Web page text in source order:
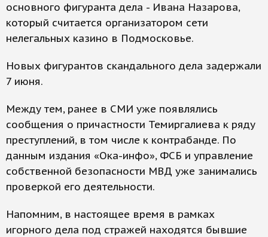
основного фигуранта дела - Ивана Назарова,
который считается организатором сети
нелегальных казино в Подмосковье.
Новых фигурантов скандального дела задержали
7 июня.
Между тем, ранее в СМИ уже появлялись
сообщения о причастности Темиргалиева к ряду
преступлений, в том числе к контрабанде. По
данным издания «Ока-инфо», ФСБ и управление
собственной безопасности МВД уже занимались
проверкой его деятельности.
Напомним, в настоящее время в рамках
игорного дела под стражей находятся бывшие